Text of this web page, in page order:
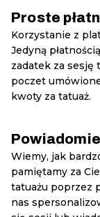
Proste
Korzystanie z
Jedyną
zadatek za sesję
poczet
kwoty za tatuaż.
Wiemy, jak
pamiętamy za
tatuażu poprzez
nas